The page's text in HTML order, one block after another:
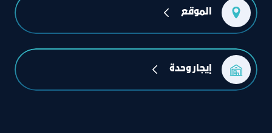
الموقع
إيجار وحدة